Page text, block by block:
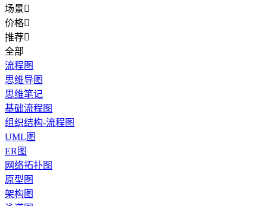
场景
价格
推荐
全部
流程图
思维导图
思维笔记
基础流程图
组织结构-流程图
UML图
ER图
网络拓扑图
原型图
架构图